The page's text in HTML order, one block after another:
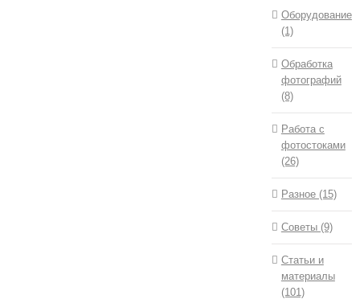
Оборудование
(1)
Обработка
фотографий
(8)
Работа с
фотостоками
(26)
Разное (15)
Советы (9)
Статьи и
материалы
(101)